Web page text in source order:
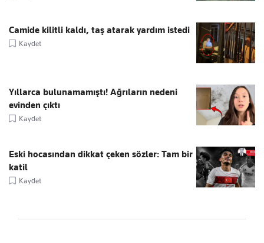
Camide kilitli kaldı, taş atarak yardım istedi
Kaydet
Yıllarca bulunamamıştı! Ağrıların nedeni
evinden çıktı
Kaydet
Eski hocasından dikkat çeken sözler: Tam bir
katil
Kaydet